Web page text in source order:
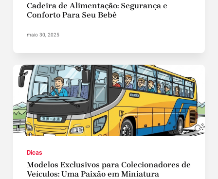
Cadeira de Alimentação: Segurança e
Conforto Para Seu Bebê
maio 30, 2025
Dicas
Modelos Exclusivos para Colecionadores de
Veículos: Uma Paixão em Miniatura